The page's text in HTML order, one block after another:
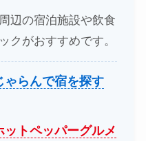
辺の宿泊施設や飲食
クがおすすめです。
ゃらんで宿を探す
ットペッパーグルメ